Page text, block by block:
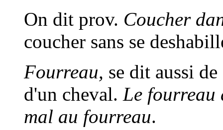
On dit prov. Coucher
coucher sans se
Fourreau, se dit aussi
d'un cheval. Le fourreau
mal au fourreau.